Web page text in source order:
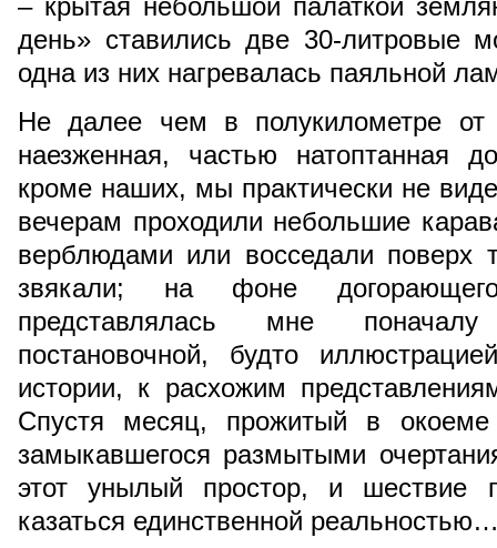
– крытая небольшой палаткой
день» ставились две 30-литровые
одна из них нагревалась паяльной
Не далее чем в полукилометре от
наезженная, частью натоптанная
кроме наших, мы практически не
вечерам проходили небольшие
верблюдами или восседали поверх
звякали; на фоне
представлялась мне
постановочной, будто
истории, к расхожим
Спустя месяц, прожитый в окоеме
замыкавшегося размытыми
этот унылый простор, и шествие
казаться единственной